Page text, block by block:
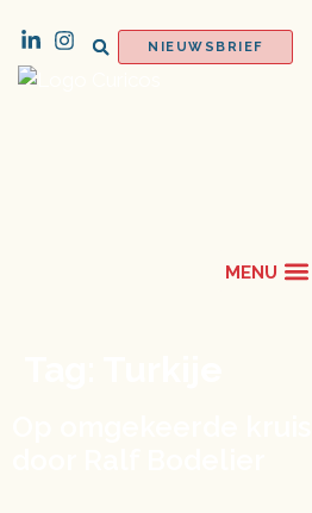
NIEUWSBRIEF